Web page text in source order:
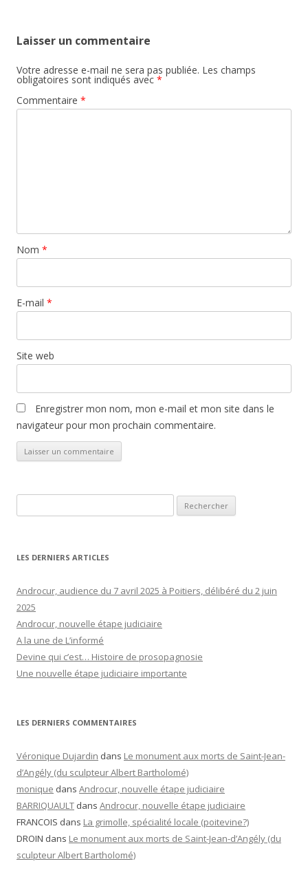
Laisser un commentaire
Votre adresse e-mail ne sera pas publiée. Les champs
obligatoires sont indiqués avec *
Commentaire *
Nom *
E-mail *
Site web
Enregistrer mon nom, mon e-mail et mon site dans le
navigateur pour mon prochain commentaire.
LES DERNIERS ARTICLES
Androcur, audience du 7 avril 2025 à Poitiers, délibéré du 2 juin
2025
Androcur, nouvelle étape judiciaire
A la une de L’informé
Devine qui c’est… Histoire de prosopagnosie
Une nouvelle étape judiciaire importante
LES DERNIERS COMMENTAIRES
Véronique Dujardin dans Le monument aux morts de Saint-Jean-
d’Angély (du sculpteur Albert Bartholomé)
monique dans Androcur, nouvelle étape judiciaire
BARRIQUAULT dans Androcur, nouvelle étape judiciaire
FRANCOIS dans La grimolle, spécialité locale (poitevine?)
DROIN dans Le monument aux morts de Saint-Jean-d’Angély (du
sculpteur Albert Bartholomé)